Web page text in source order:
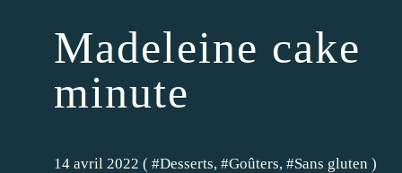
Madeleine cake
minute
14 avril 2022 ( #Desserts, #Goûters, #Sans gluten )